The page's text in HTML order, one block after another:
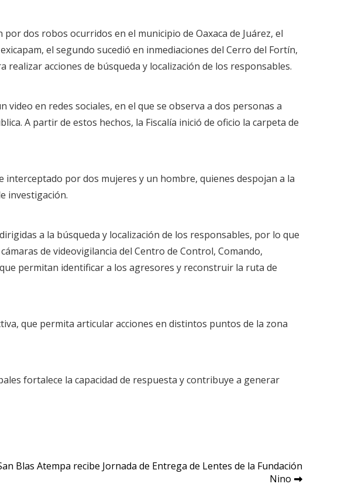
dos robos ocurridos en el municipio de Oaxaca de Juárez, el
el segundo sucedió en inmediaciones del Cerro del Fortín,
acciones de búsqueda y localización de los responsables.
en redes sociales, en el que se observa a dos personas a
A partir de estos hechos, la Fiscalía inició de oficio la carpeta de
por dos mujeres y un hombre, quienes despojan a la
investigación.
a la búsqueda y localización de los responsables, por lo que
de videovigilancia del Centro de Control, Comando,
permitan identificar a los agresores y reconstruir la ruta de
que permita articular acciones en distintos puntos de la zona
fortalece la capacidad de respuesta y contribuye a generar
Blas Atempa recibe Jornada de Entrega de Lentes de la Fundación
Nino